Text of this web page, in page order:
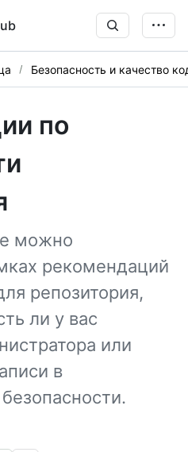
Безопасность и качество
по
можно
рекомендаций
репозитория,
ли у вас
или
в